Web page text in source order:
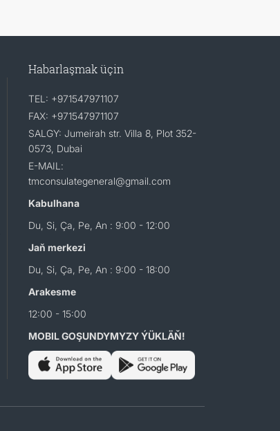
Habarlaşmak üçin
TEL: +971547971107
FAX: +971547971107
SALGY: Jumeirah str. Villa 8, Plot 352-
0573, Dubai
E-MAIL:
tmconsulategeneral@gmail.com
Kabulhana
Du, Si, Ça, Pe, An : 9:00 - 12:00
Jaň merkezi
Du, Si, Ça, Pe, An : 9:00 - 18:00
Arakesme
12:00 - 15:00
MOBIL GOŞUNDYMYZY ÝÜKLÄŇ!